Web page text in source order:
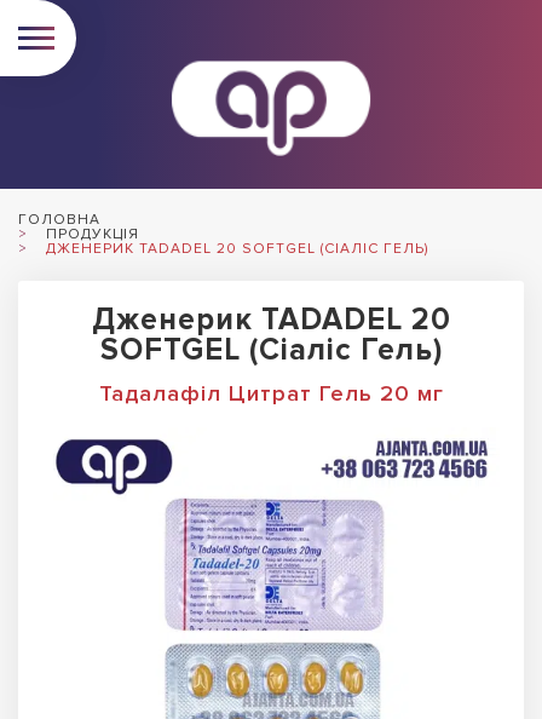
ГОЛОВНА
ПРОДУКЦІЯ
ДЖЕНЕРИК TADADEL 20 SOFTGEL (СІАЛІС ГЕЛЬ)
Дженерик TADADEL 20
SOFTGEL (Сіаліс Гель)
Тадалафіл Цитрат Гель 20 мг